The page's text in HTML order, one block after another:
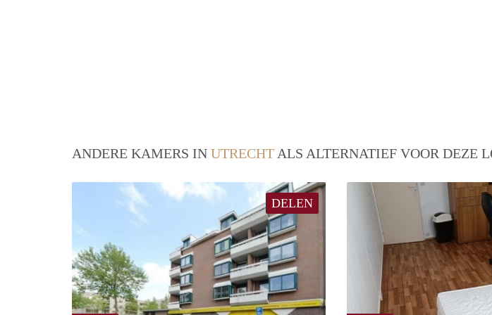
ANDERE KAMERS IN UTRECHT ALS ALTERNATIEF VOOR DEZE
DELEN